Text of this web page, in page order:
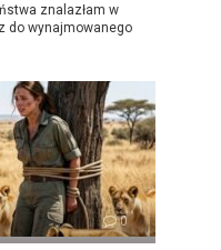
znalazłam w
do wynajmowanego
0